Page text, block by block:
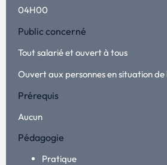
04H00
Public concerné
Tout salarié et ouvert à tous
Ouvert aux personnes en situation
Prérequis
Aucun
Pédagogie
Pratique